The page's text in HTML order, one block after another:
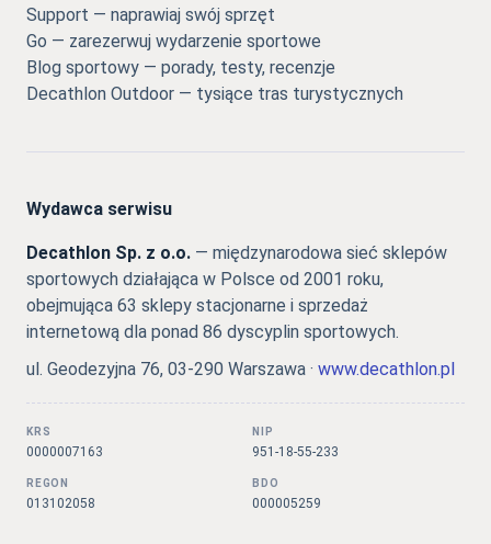
Support — naprawiaj swój sprzęt
Go — zarezerwuj wydarzenie sportowe
Blog sportowy — porady, testy, recenzje
Decathlon Outdoor — tysiące tras turystycznych
Wydawca serwisu
Decathlon Sp. z o.o. — międzynarodowa sieć sklepów
sportowych działająca w Polsce od 2001 roku,
obejmująca 63 sklepy stacjonarne i sprzedaż
internetową dla ponad 86 dyscyplin sportowych.
ul. Geodezyjna 76, 03-290 Warszawa · www.decathlon.pl
KRS
0000007163
NIP
951-18-55-233
REGON
013102058
BDO
000005259